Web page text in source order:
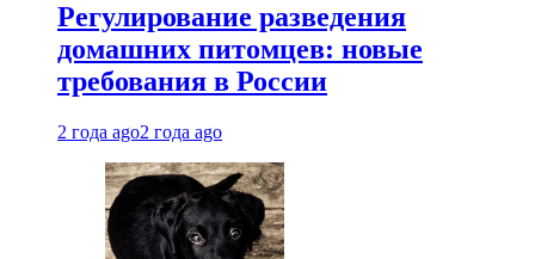
Регулирование разведения
домашних питомцев: новые
требования в России
2 года ago2 года ago